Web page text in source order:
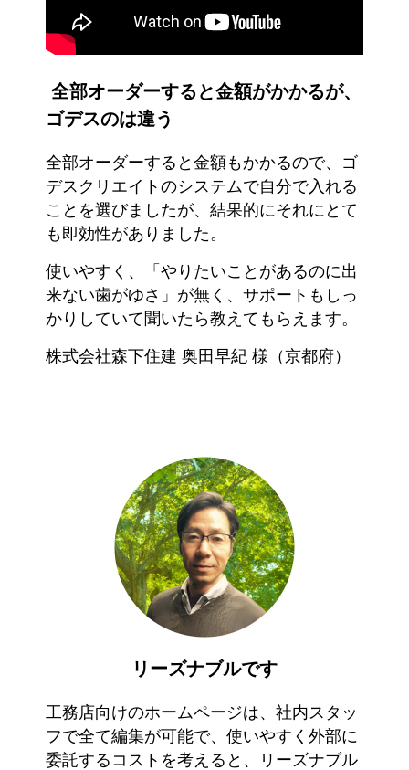
全部オーダーすると金額がかかるが、
ゴデスのは違う
全部オーダーすると金額もかかるので、ゴ
デスクリエイトのシステムで自分で入れる
ことを選びましたが、結果的にそれにとて
も即効性がありました。
使いやすく、「やりたいことがあるのに出
来ない歯がゆさ」が無く、サポートもしっ
かりしていて聞いたら教えてもらえます。
株式会社森下住建 奥田早紀 様（京都府）
リーズナブルです
工務店向けのホームページは、社内スタッ
フで全て編集が可能で、使いやすく外部に
委託するコストを考えると、リーズナブル